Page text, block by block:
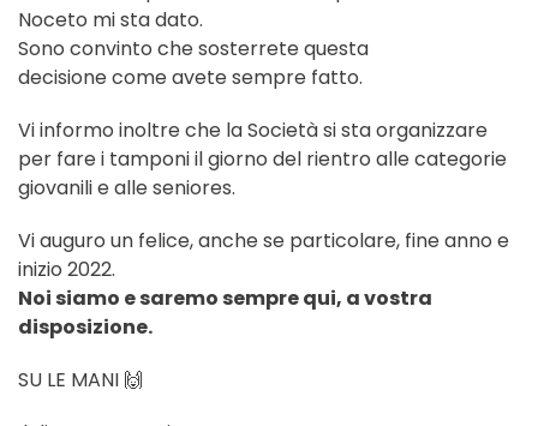
Noceto mi sta dato.
Sono convinto che sosterrete questa
decisione come avete sempre fatto.
Vi informo inoltre che la Società si sta organizzare
per fare i tamponi il giorno del rientro alle categorie
giovanili e alle seniores.
Vi auguro un felice, anche se particolare, fine anno e
inizio 2022.
Noi siamo e saremo sempre qui, a vostra
disposizione.
SU LE MANI 🙌